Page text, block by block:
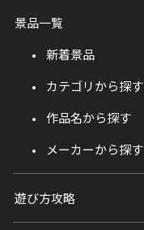
景品一覧
新着景品
カテゴリから探す
作品名から探す
メーカーから探す
遊び方攻略